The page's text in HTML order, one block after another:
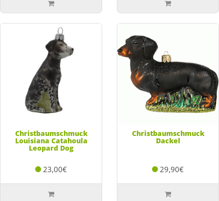
Christbaumschmuck
Louisiana Catahoula
Leopard Dog
23,00€
Christbaumschmuck
Dackel
29,90€